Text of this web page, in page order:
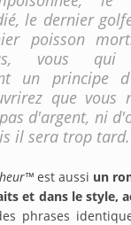
le dernier
poisson
vous qui
un principe
que vous
d'argent, ni
il sera trop
™ est aussi un
et dans le style,
phrases